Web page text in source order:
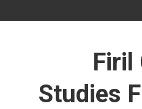
Firil
Studies